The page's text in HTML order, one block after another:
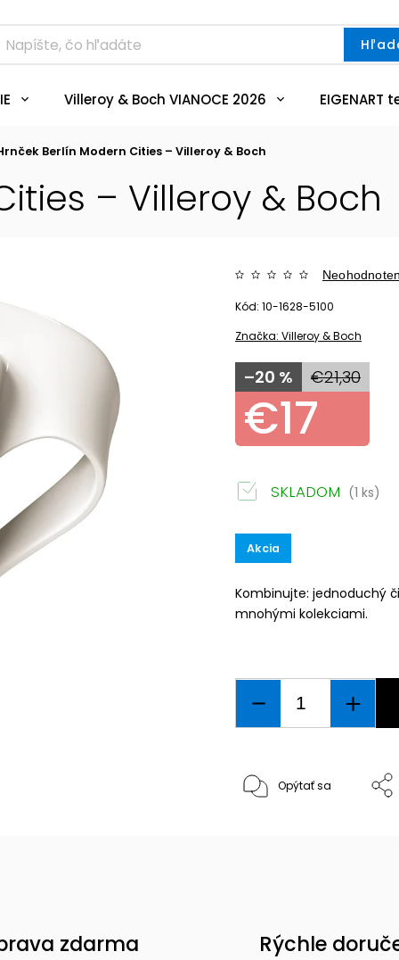
Villeroy & Boch VIANOCE 2026 EIGENART
Berlín Modern Cities – Villeroy & Boch
– Villeroy & Boch
Značka:Villeroy & Boch
€21,30
–20 %
€17
Kód: 10-1628-5100
Akcia
Kombinujte: jednoduchý
mnohými kolekciami.
SKLADOM (1 ks)
Opýtať sa
zdarma Rýchle